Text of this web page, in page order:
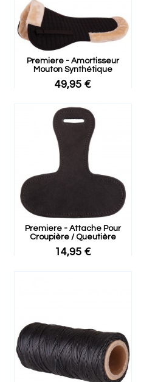
Premiere - Amortisseur
Mouton Synthétique
49,95 €
Premiere - Attache Pour
Croupière / Queutière
14,95 €